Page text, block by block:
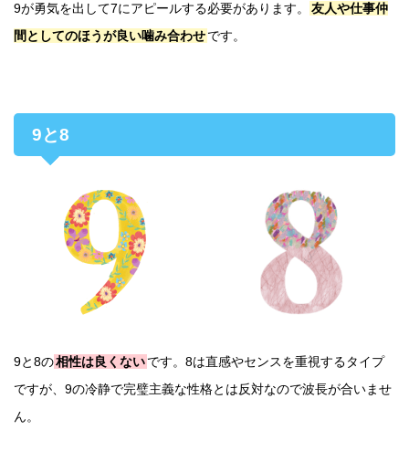
9が勇気を出して7にアピールする必要があります。
友人や仕事仲
間としてのほうが良い噛み合わせです。
9と8
9と8の相性は良くないです。8は直感やセンスを重視するタイプ
ですが、9の冷静で完璧主義な性格とは反対なので波長が合いませ
ん。